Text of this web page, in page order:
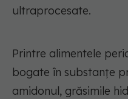
ultraprocesate.
Printre alimentele
bogate în substanțe
amidonul, grăsimile